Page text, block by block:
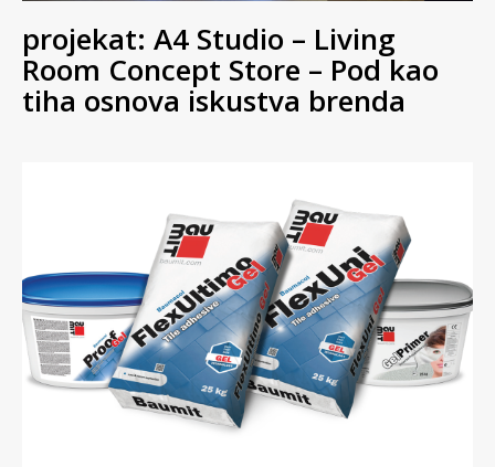
projekat: A4 Studio – Living
Room Concept Store – Pod kao
tiha osnova iskustva brenda